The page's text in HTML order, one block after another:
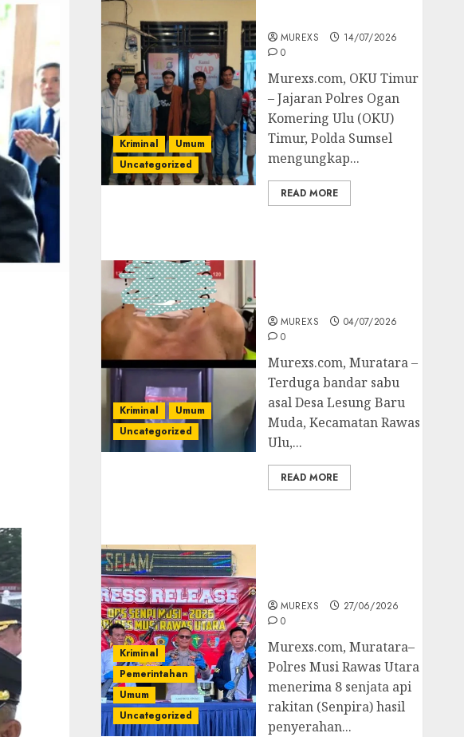
Kriminal
Umum
Uncategorized
MUREXS
14/07/2026
0
Murexs.com, OKU Timur
– Jajaran Polres Ogan
Komering Ulu (OKU)
Timur, Polda Sumsel
mengungkap...
READ MORE
Kriminal
Umum
Uncategorized
MUREXS
04/07/2026
0
Murexs.com, Muratara –
Terduga bandar sabu
asal Desa Lesung Baru
Muda, Kecamatan Rawas
Ulu,...
READ MORE
Kriminal
Pemerintahan
Umum
Uncategorized
MUREXS
27/06/2026
0
Murexs.com, Muratara–
Polres Musi Rawas Utara
menerima 8 senjata api
rakitan (Senpira) hasil
penyerahan...